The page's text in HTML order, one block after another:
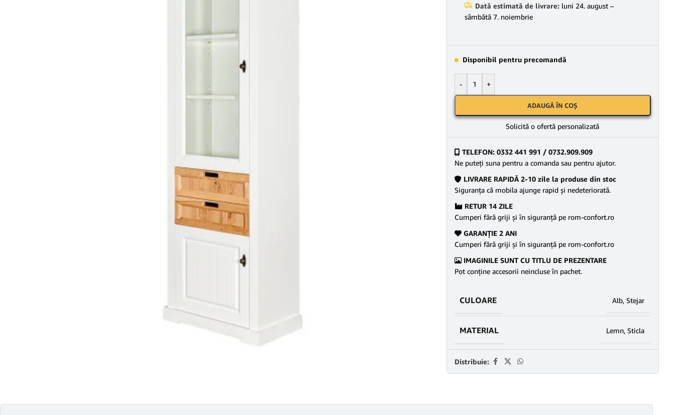
Dată estimată de livrare: luni 24. august –
sâmbătă 7. noiembrie
Disponibil pentru precomandă
- +
ADAUGĂ ÎN COȘ
Solicită o ofertă personalizată
TELEFON: 0332 441 991 / 0732.909.909
Ne puteţi suna pentru a comanda sau pentru ajutor.
LIVRARE RAPIDĂ 2-10 zile la produse din stoc
Siguranţa că mobila ajunge rapid şi nedeteriorată.
RETUR 14 ZILE
Cumperi fără griji şi în siguranţă pe rom-confort.ro
GARANŢIE 2 ANI
Cumperi fără griji şi în siguranţă pe rom-confort.ro
IMAGINILE SUNT CU TITLU DE PREZENTARE
Pot conține accesorii neincluse în pachet.
CULOARE Alb, Stejar
MATERIAL Lemn, Sticla
Distribuie: